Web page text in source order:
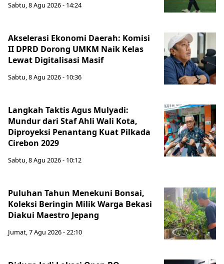
Sabtu, 8 Agu 2026 - 14:24
Akselerasi Ekonomi Daerah: Komisi
II DPRD Dorong UMKM Naik Kelas
Lewat Digitalisasi Masif
Sabtu, 8 Agu 2026 - 10:36
Langkah Taktis Agus Mulyadi:
Mundur dari Staf Ahli Wali Kota,
Diproyeksi Penantang Kuat Pilkada
Cirebon 2029
Sabtu, 8 Agu 2026 - 10:12
Puluhan Tahun Menekuni Bonsai,
Koleksi Beringin Milik Warga Bekasi
Diakui Maestro Jepang
Jumat, 7 Agu 2026 - 22:10